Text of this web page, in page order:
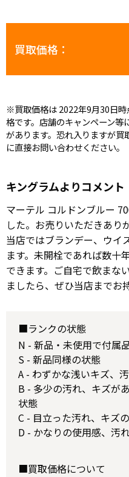
買取価格：
※買取価格は 2022年9月30日
格です。店舗のキャンペーン
があります。恐れ入りますが
に直接お問い合わせください。
キングラムよりコメント
マーテル コルドンブルー
した。お売りいただきあり
当店ではブランデー、ウイ
ます。未開栓であれば数十
できます。ご自宅で飲まな
ましたら、ぜひ当店までお
■ランクの状態
N - 新品・未使用で付属
S - 新品同様の状態
A - わずかな浅いキズ、
B - 多少の汚れ、キズが
状態
C - 目立った汚れ、キズ
D - かなりの使用感、汚
■買取価格について